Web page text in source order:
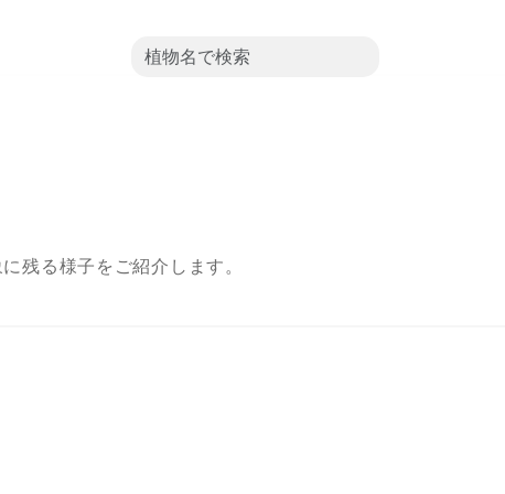
残る様子をご紹介します。